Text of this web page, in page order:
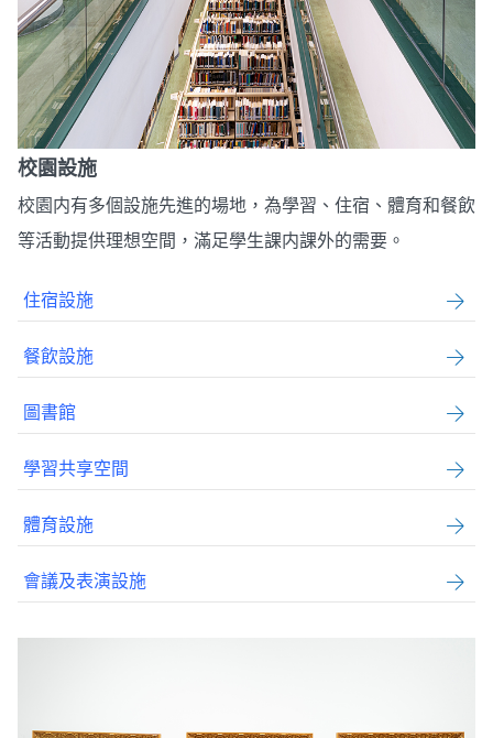
校園設施
校園内有多個設施先進的場地，為學習、住宿、體育和餐飲
等活動提供理想空間，滿足學生課内課外的需要。
住宿設施
餐飲設施
圖書館
學習共享空間
體育設施
會議及表演設施